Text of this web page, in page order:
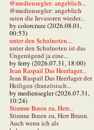
@mediensegler: angeblich...
@mediensegler: angeblich
seien die Invasoren wieder...
by colorcraze (2026.08.01,
00:53)
unter den Schulnoten...
unter den Schulnoten ist das
Ungenügend ja eine...
by ferry (2026.07.31, 18:00)
Jean Raspail Das Heerlager...
Jean Raspail Das Heerlager der
Heiligen (französisch...
by mediensegler (2026.07.31,
10:24)
Stimme Ihnen zu, Herr...
Stimme Ihnen zu, Herr Braun.
Auch wenn ich als